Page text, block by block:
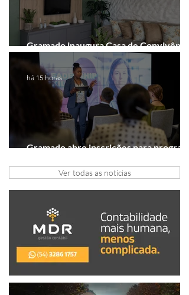
Gramado inaugura Casa de Convivência
dedicada às mulheres
Gramado abre inscrições para programa
há 15 horas
Ver todas as notícias